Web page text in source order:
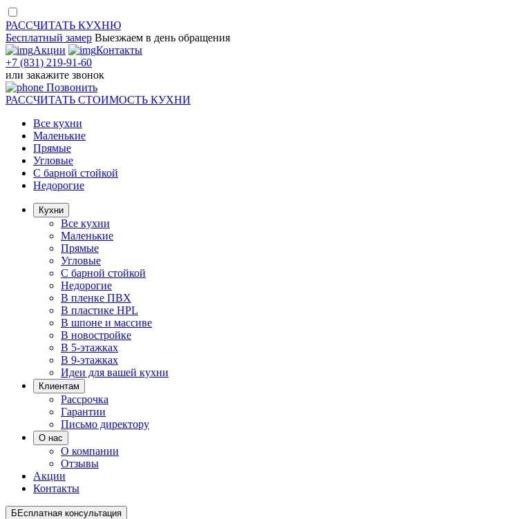
РАССЧИТАТЬ КУХНЮ
Бесплатный замер Выезжаем в день обращения
Акции
Контакты
+7 (831) 219-91-60
или закажите звонок
Позвонить
РАССЧИТАТЬ СТОИМОСТЬ КУХНИ
Все кухни
Маленькие
Прямые
Угловые
С барной стойкой
Недорогие
Кухни
Все кухни
Маленькие
Прямые
Угловые
С барной стойкой
Недорогие
В пленке ПВХ
В пластике HPL
В шпоне и массиве
В новостройке
В 5-этажках
В 9-этажках
Идеи для вашей кухни
Клиентам
Рассрочка
Гарантии
Письмо директору
О нас
О компании
Отзывы
Акции
Контакты
БЕсплатная консультация